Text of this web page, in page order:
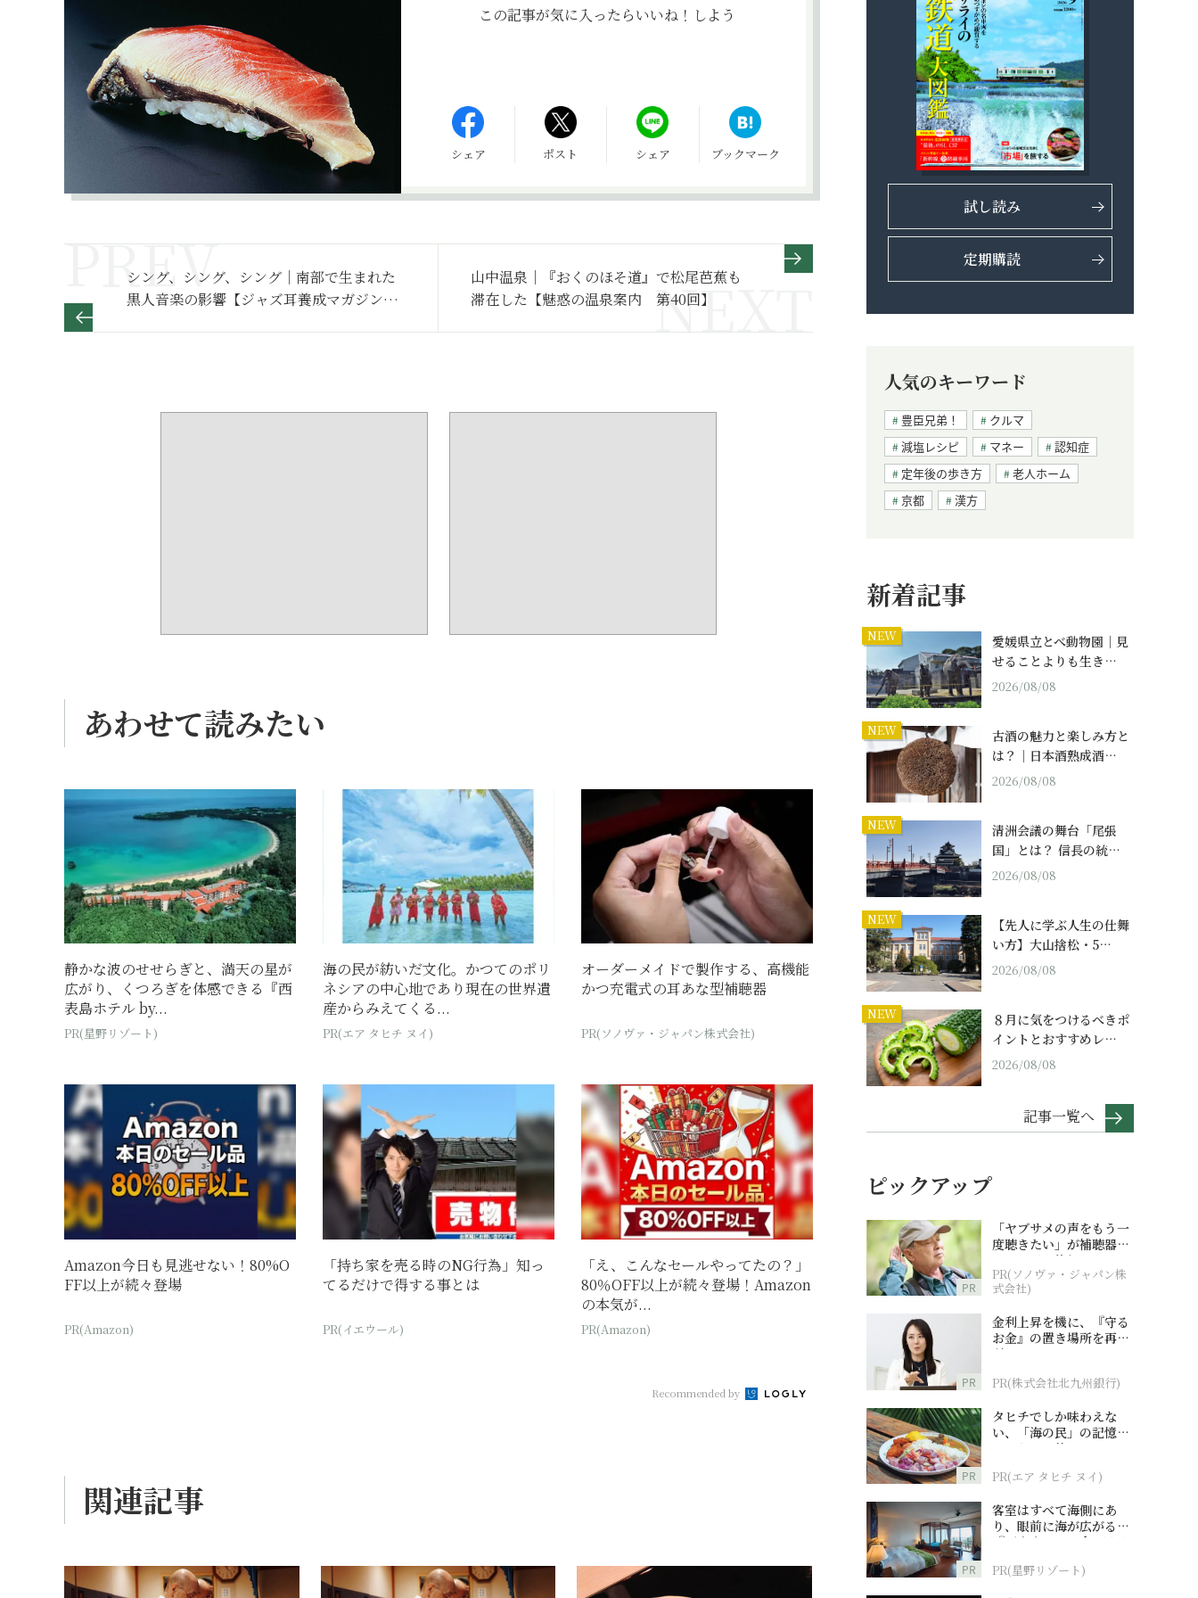
この記事が気に入ったらいいね！しよう
シェア ポスト シェア ブックマーク
シング、シング、シング｜南部で生まれた
黒人音楽の影響【ジャズ耳養成マガジン
山中温泉｜『おくのほそ道』で松尾芭蕉も
滞在した【魅惑の温泉案内 第40回】
あわせて読みたい
静かな波のせせらぎと、満天の星が
広がり、くつろぎを体感できる『西
表島ホテル by...
PR(星野リゾート)
海の民が紡いだ文化。かつてのポリ
ネシアの中心地であり現在の世界遺
産からみえてくる...
PR(エア タヒチ ヌイ)
オーダーメイドで製作する、高機能
かつ充電式の耳あな型補聴器
PR(ソノヴァ・ジャパン株式会社)
Amazon今日も見逃せない！80%O
FF以上が続々登場
PR(Amazon)
「持ち家を売る時のNG行為」知っ
てるだけで得する事とは
PR(イエウール)
「え、こんなセールやってたの？」
80％OFF以上が続々登場！Amazon
の本気が...
PR(Amazon)
Recommended by
関連記事
試し読み
定期購読
人気のキーワード
豊臣兄弟！
クルマ
減塩レシピ
マネー
認知症
定年後の歩き方
老人ホーム
京都
漢方
新着記事
NEW
愛媛県立とべ動物園｜見
せることよりも生き…
2026/08/08
NEW
古酒の魅力と楽しみ方と
は？｜日本酒熟成酒…
2026/08/08
NEW
清洲会議の舞台「尾張
国」とは？ 信長の統…
2026/08/08
NEW
【先人に学ぶ人生の仕舞
い方】大山捨松・5…
2026/08/08
NEW
８月に気をつけるべきポ
イントとおすすめレ…
2026/08/08
記事一覧へ
ピックアップ
PR
「ヤブサメの声をもう一
度聴きたい」が補聴器チ
ャレンジの後押しに
PR(ソノヴァ・ジャパン株
式会社)
PR
金利上昇を機に、『守る
お金』の置き場所を再検
討
PR(株式会社北九州銀行)
PR
タヒチでしか味わえな
い、「海の民」の記憶へ
とつながる旅
PR(エア タヒチ ヌイ)
PR
客室はすべて海側にあ
り、眼前に海が広がる
『西表島ホテル by 星野
PR(星野リゾート)